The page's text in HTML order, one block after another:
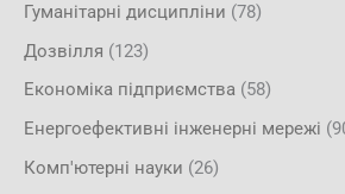
Гуманітарні дисципліни (78)
Дозвілля (123)
Економіка підприємства (58)
Енергоефективні інженерні мережі
Комп'ютерні науки (26)